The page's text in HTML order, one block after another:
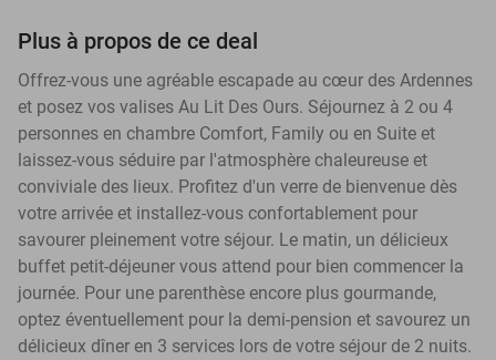
Plus à propos de ce deal
Offrez-vous une agréable escapade au cœur des Ardennes
et posez vos valises Au Lit Des Ours. Séjournez à 2 ou 4
personnes en chambre Comfort, Family ou en Suite et
laissez-vous séduire par l'atmosphère chaleureuse et
conviviale des lieux. Profitez d'un verre de bienvenue dès
votre arrivée et installez-vous confortablement pour
savourer pleinement votre séjour. Le matin, un délicieux
buffet petit-déjeuner vous attend pour bien commencer la
journée. Pour une parenthèse encore plus gourmande,
optez éventuellement pour la demi-pension et savourez un
délicieux dîner en 3 services lors de votre séjour de 2 nuits.